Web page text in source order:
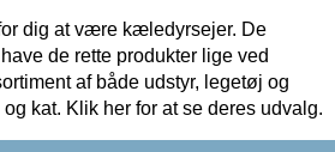
dig at være kæledyrsejer. De
de rette produkter lige ved
af både udstyr, legetøj og
kat. Klik her for at se deres udvalg.